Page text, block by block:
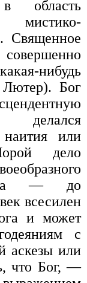
область
Священное
нибудь
Лютер). Бог
наития или
дело
— до
всесилен
и может
с
аскезы или
что Бог, —